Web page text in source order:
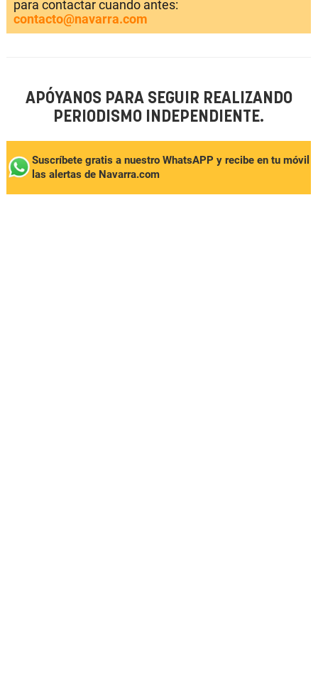
para contactar cuando antes:
contacto@navarra.com
APÓYANOS PARA SEGUIR REALIZANDO
PERIODISMO INDEPENDIENTE.
Suscríbete gratis a nuestro WhatsAPP y recibe en tu móvil
las alertas de Navarra.com